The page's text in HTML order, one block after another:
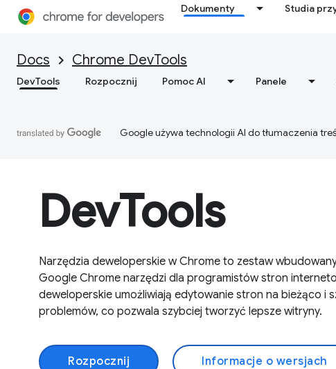
Dokumenty Studia
Docs Chrome DevTools
DevTools Rozpocznij Pomoc AI Panele
Google używa technologii AI do tłumaczenia
DevTools
Narzędzia deweloperskie w Chrome to zestaw
Google Chrome narzędzi dla programistów stron
deweloperskie umożliwiają edytowanie stron na bieżąco i
problemów, co pozwala szybciej tworzyć lepsze witryny.
Rozpocznij Informacje o wersjach